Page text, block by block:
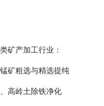
矿产加工行业：
矿粗选与精选提纯
高岭土除铁净化